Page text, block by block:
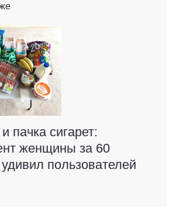
пачка сигарет:
женщины за 60
пользователей